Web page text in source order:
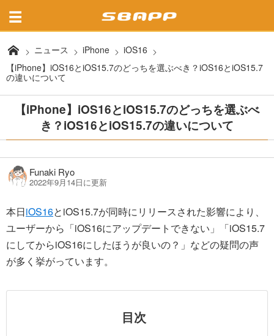
ニュース iPhone
iOS16
【iPhone】iOS16とiOS15.7のどっちを選ぶべき？iOS16とiOS15.7
の違いについて
【iPhone】iOS16とiOS15.7のどっちを選ぶべ
き？iOS16とiOS15.7の違いについて
Funaki Ryo
2022年9月14日に更新
本日iOS16とiOS15.7が同時にリリースされた影響により、
ユーザーから「iOS16にアップデートできない」「iOS15.7
にしてからiOS16にしたほうが良いの？」などの疑問の声
が多く挙がっています。
目次